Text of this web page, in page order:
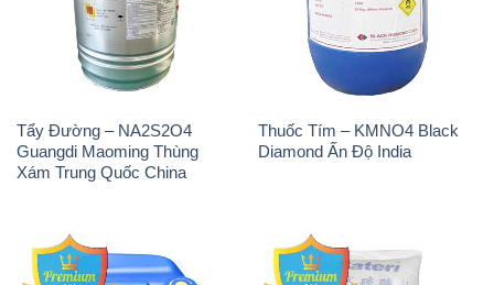
Tẩy Đường – NA2S2O4
Guangdi Maoming Thùng
Xám Trung Quốc China
Thuốc Tím – KMNO4 Black
Diamond Ấn Độ India